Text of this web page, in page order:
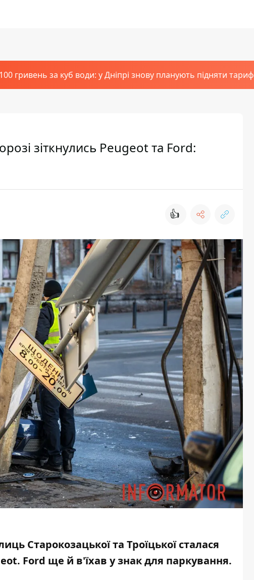
гривень за куб води: у Дніпрі знову планують підняти тариф
зіткнулись Peugeot та Ford:
👍
Старокозацької та Троїцької сталася
Ford ще й в'їхав у знак для паркування.